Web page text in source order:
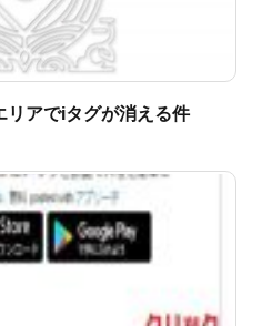
アでiタグが消える件